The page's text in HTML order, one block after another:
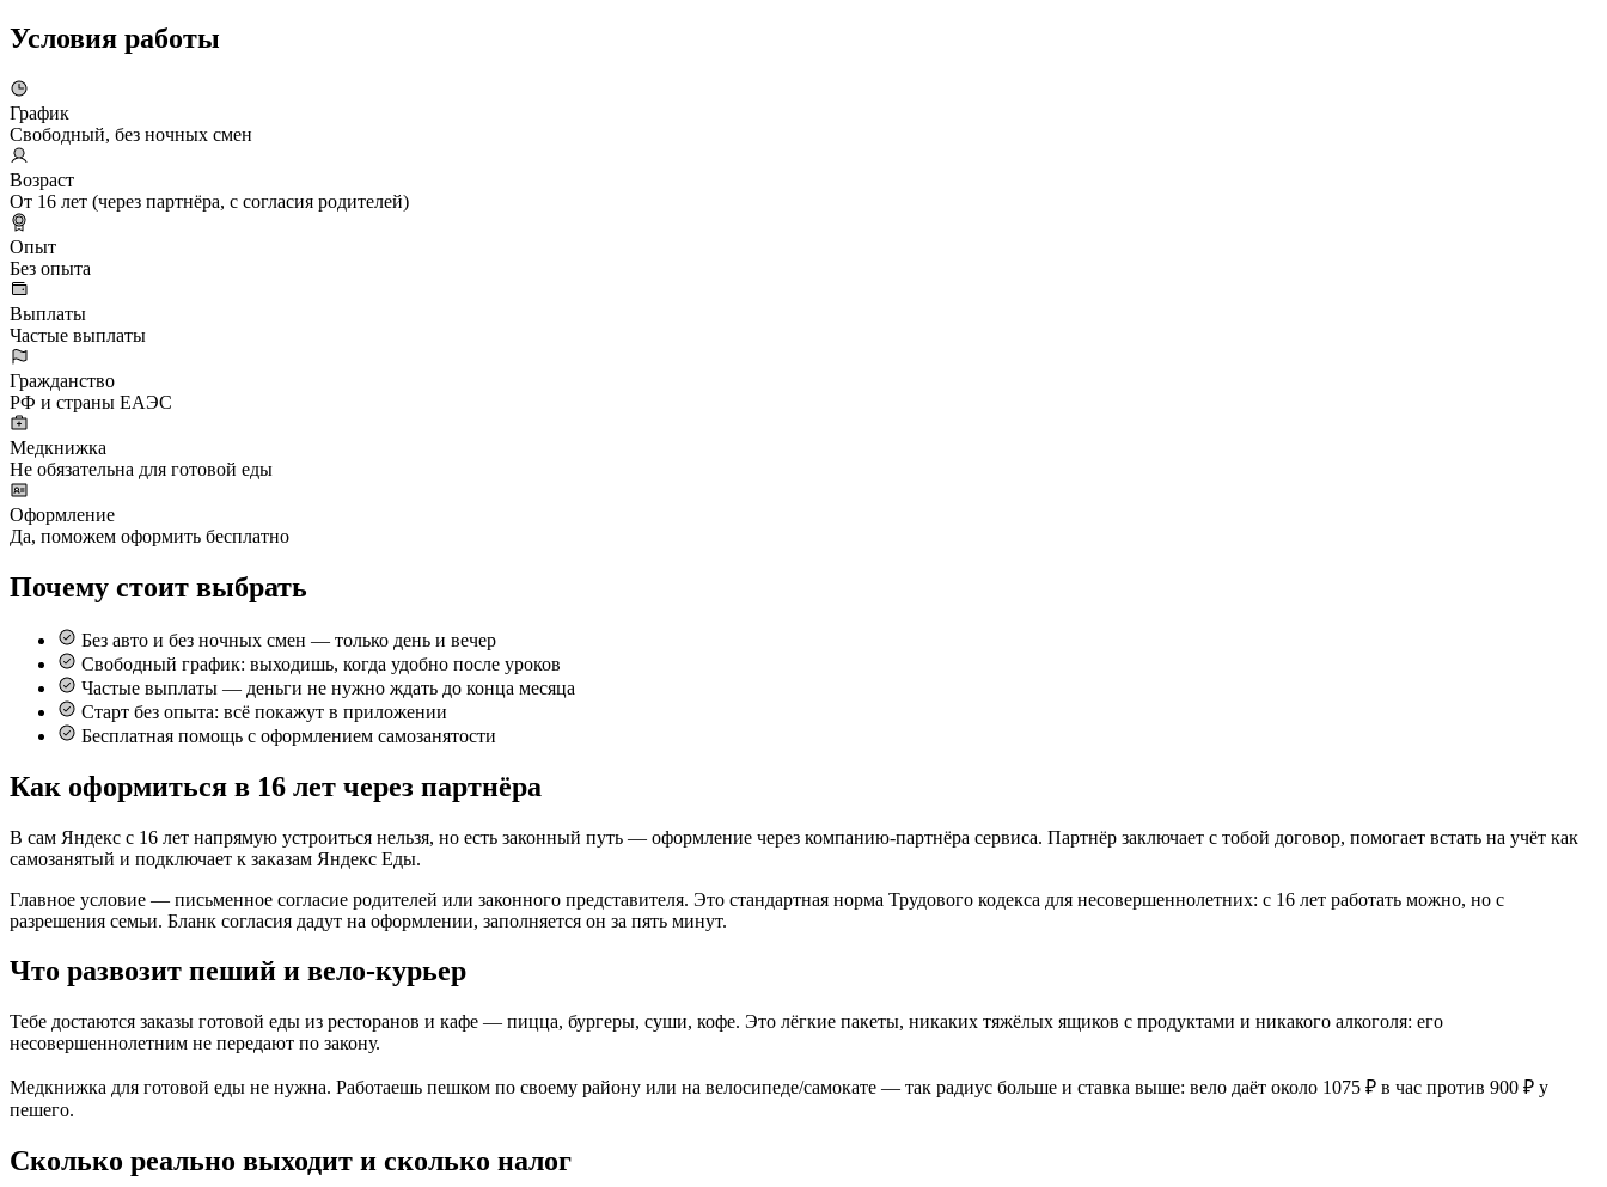
Условия работы
График
Свободный, без ночных смен
Возраст
От 16 лет (через партнёра, с согласия родителей)
Опыт
Без опыта
Выплаты
Частые выплаты
Гражданство
РФ и страны ЕАЭС
Медкнижка
Не обязательна для готовой еды
Оформление
Да, поможем оформить бесплатно
Почему стоит выбрать
Без авто и без ночных смен — только день и вечер
Свободный график: выходишь, когда удобно после уроков
Частые выплаты — деньги не нужно ждать до конца месяца
Старт без опыта: всё покажут в приложении
Бесплатная помощь с оформлением самозанятости
Как оформиться в 16 лет через партнёра
В сам Яндекс с 16 лет напрямую устроиться нельзя, но есть законный путь — оформление через компанию-партнёра сервиса. Партнёр заключает с тобой договор, помогает встать на учёт как
самозанятый и подключает к заказам Яндекс Еды.
Главное условие — письменное согласие родителей или законного представителя. Это стандартная норма Трудового кодекса для несовершеннолетних: с 16 лет работать можно, но с
разрешения семьи. Бланк согласия дадут на оформлении, заполняется он за пять минут.
Что развозит пеший и вело-курьер
Тебе достаются заказы готовой еды из ресторанов и кафе — пицца, бургеры, суши, кофе. Это лёгкие пакеты, никаких тяжёлых ящиков с продуктами и никакого алкоголя: его
несовершеннолетним не передают по закону.
Медкнижка для готовой еды не нужна. Работаешь пешком по своему району или на велосипеде/самокате — так радиус больше и ставка выше: вело даёт около 1075 ₽ в час против 900 ₽ у
пешего.
Сколько реально выходит и сколько налог